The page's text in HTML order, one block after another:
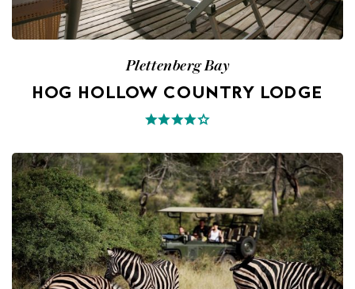
Plettenberg Bay
HOG HOLLOW COUNTRY LODGE